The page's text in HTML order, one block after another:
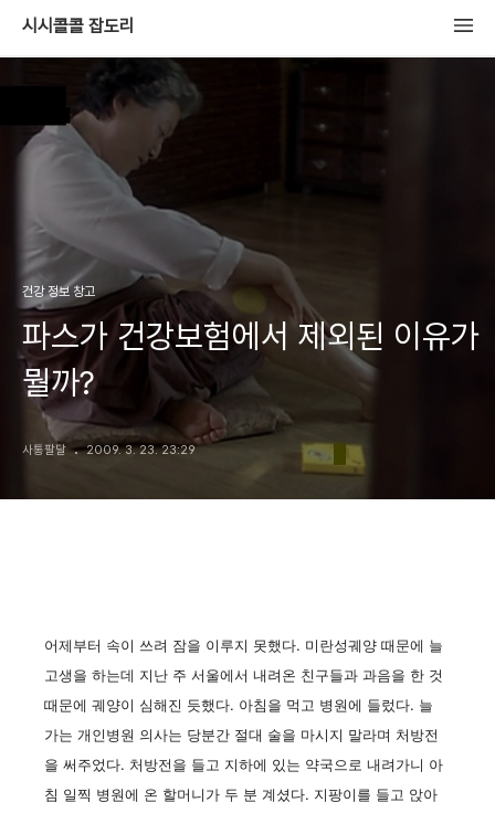
시시콜콜 잡도리
건강 정보 창고
파스가 건강보험에서 제외된 이유가
뭘까?
사통팔달 2009. 3. 23. 23:29
어제부터 속이 쓰려 잠을 이루지 못했다. 미란성궤양 때문에 늘
고생을 하는데 지난 주 서울에서 내려온 친구들과 과음을 한 것
때문에 궤양이 심해진 듯했다. 아침을 먹고 병원에 들렀다. 늘
가는 개인병원 의사는 당분간 절대 술을 마시지 말라며 처방전
을 써주었다. 처방전을 들고 지하에 있는 약국으로 내려가니 아
침 일찍 병원에 온 할머니가 두 분 계셨다. 지팡이를 들고 앉아